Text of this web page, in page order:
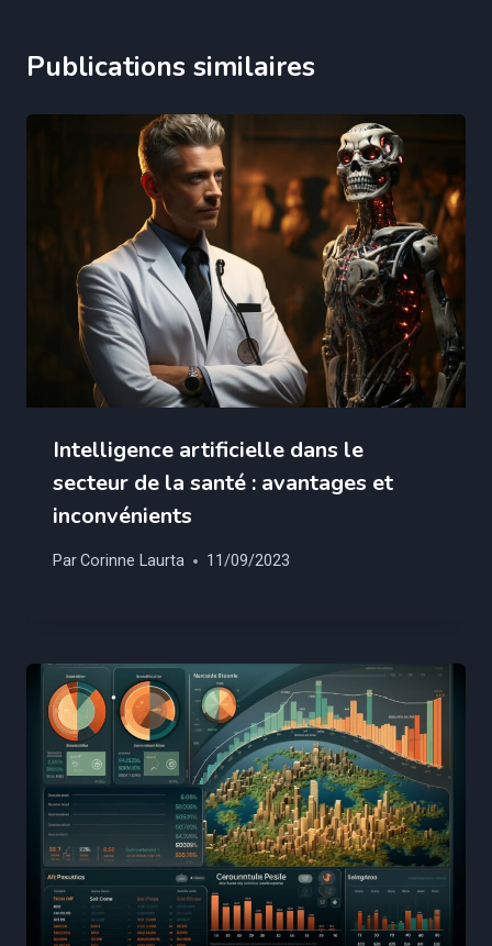
Publications similaires
Intelligence artificielle dans le
secteur de la santé : avantages et
inconvénients
ParCorinne Laurta 11/09/2023